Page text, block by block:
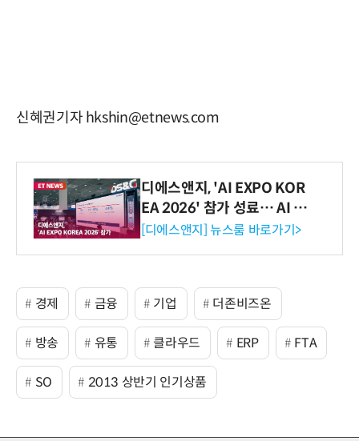
신혜권기자 hkshin@etnews.com
디에스앤지, 'AI EXPO KOR
EA 2026' 참가 성료… AI 전
생애주기 아우르는 통합 솔루
[디에스앤지] 뉴스룸 바로가기>
경제 금융 기업 더존비즈온
방송 유통 클라우드 ERP FTA
SO 2013 상반기 인기상품